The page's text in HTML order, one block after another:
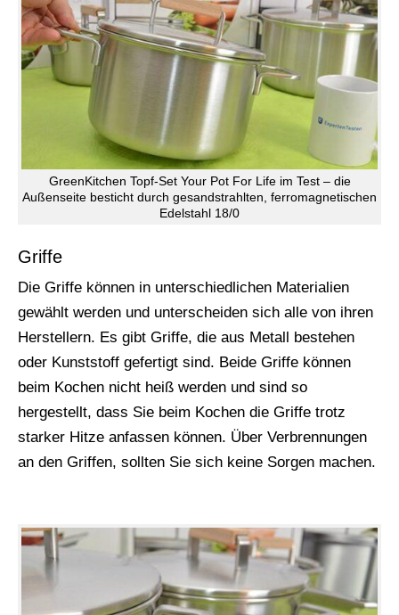
GreenKitchen Topf-Set Your Pot For Life im Test – die
Außenseite besticht durch gesandstrahlten, ferromagnetischen
Edelstahl 18/0
Griffe
Die Griffe können in unterschiedlichen Materialien
gewählt werden und unterscheiden sich alle von ihren
Herstellern. Es gibt Griffe, die aus Metall bestehen
oder Kunststoff gefertigt sind. Beide Griffe können
beim Kochen nicht heiß werden und sind so
hergestellt, dass Sie beim Kochen die Griffe trotz
starker Hitze anfassen können. Über Verbrennungen
an den Griffen, sollten Sie sich keine Sorgen machen.